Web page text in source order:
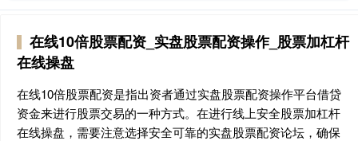
在线10倍股票配资_实盘股票配资操作_股票加杠杆
在线操盘
在线10倍股票配资是指出资者通过实盘股票配资操作平台借贷
资金来进行股票交易的一种方式。在进行线上安全股票加杠杆
在线操盘，需要注意选择安全可靠的实盘股票配资论坛，确保